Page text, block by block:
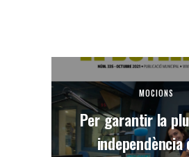
MOCIONS
Per garantir la
independència